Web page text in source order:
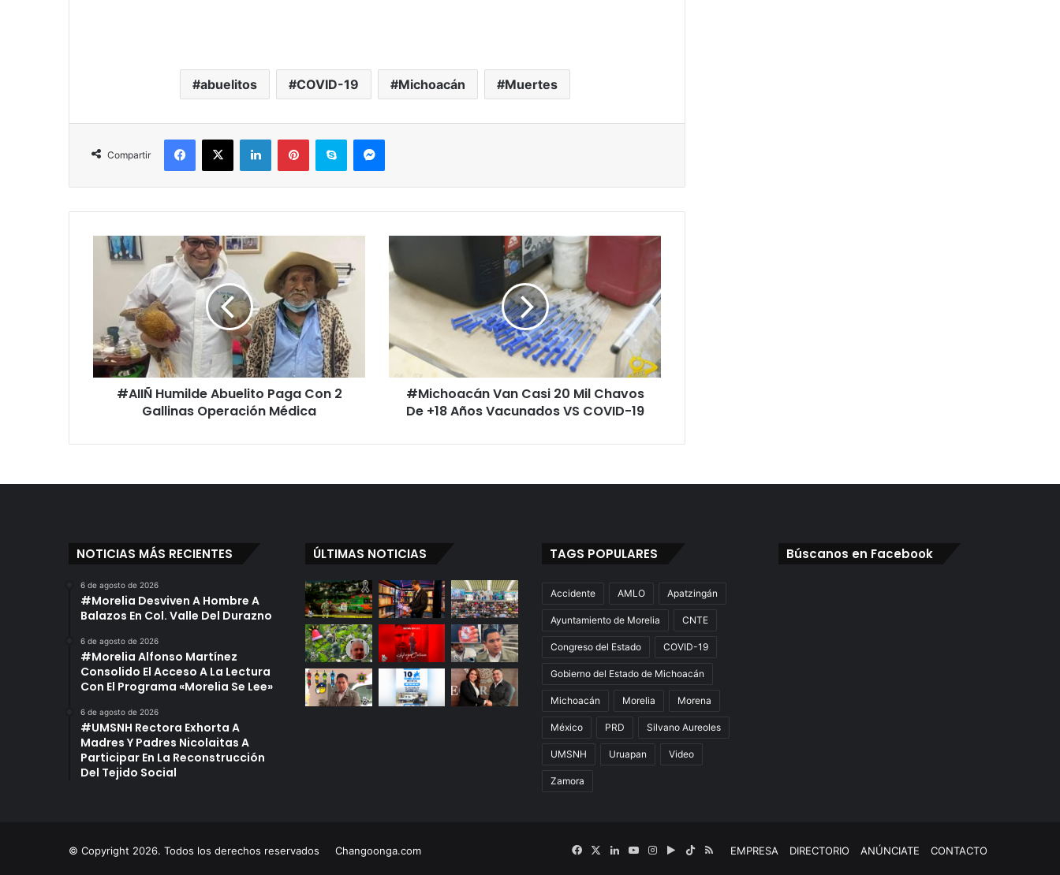
abuelitos COVID-19 Michoacán Muertes
Compartir
Facebook
X LinkedInPinterestSkype Messenger
#AIIÑ
Humilde
Gallinas
Operación
Médica
#AIIÑ Humilde Abuelito Paga Con 2
Gallinas Operación Médica
#Michoacán
Van
Casi
De
Años
Vacunados
19
#Michoacán Van Casi 20 Mil Chavos
De +18 Años Vacunados VS COVID-19
NOTICIAS MÁS RECIENTES
6 de agosto de 2026
#Morelia Desviven A Hombre A
Balazos En Col. Valle Del Durazno
6 de agosto de 2026
#Morelia Alfonso Martínez
Consolido El Acceso A La Lectura
Con El Programa «Morelia Se Lee»
6 de agosto de 2026
#UMSNH Rectora Exhorta A
Madres Y Padres Nicolaitas A
Participar En La Reconstrucción
Del Tejido Social
ÚLTIMAS NOTICIAS TAGS POPULARES
Accidente AMLO Apatzingán
Ayuntamiento de Morelia CNTE
Congreso del Estado COVID-19
Gobierno del Estado de Michoacán
Michoacán Morelia Morena
México PRD Silvano Aureoles
UMSNH Uruapan Video
Zamora
Búscanos en Facebook
© Copyright 2026. Todos los derechos reservados Changoonga.com EMPRESA DIRECTORIO ANÚNCIATE CONTACTO
Facebook
X LinkedInYouTubeInstagram
Google
TikTokRSS